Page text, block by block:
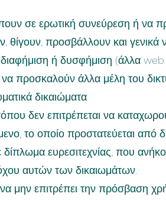
σε ερωτική συνεύρεση ή να
θίγουν, προσβάλλουν και
ή δυσφήμιση (άλλα web
να προσκαλούν άλλα μέλη του
δικαιώματα
δεν επιτρέπεται να
το οποίο προστατεύεται από
ευρεσιτεχνίας, που
αυτών των δικαιωμάτων.
μην επιτρέπει την πρόσβαση